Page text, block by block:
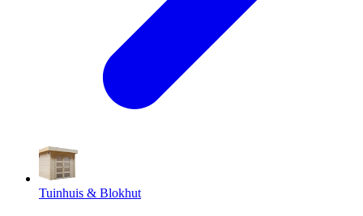
Tuinhuis & Blokhut